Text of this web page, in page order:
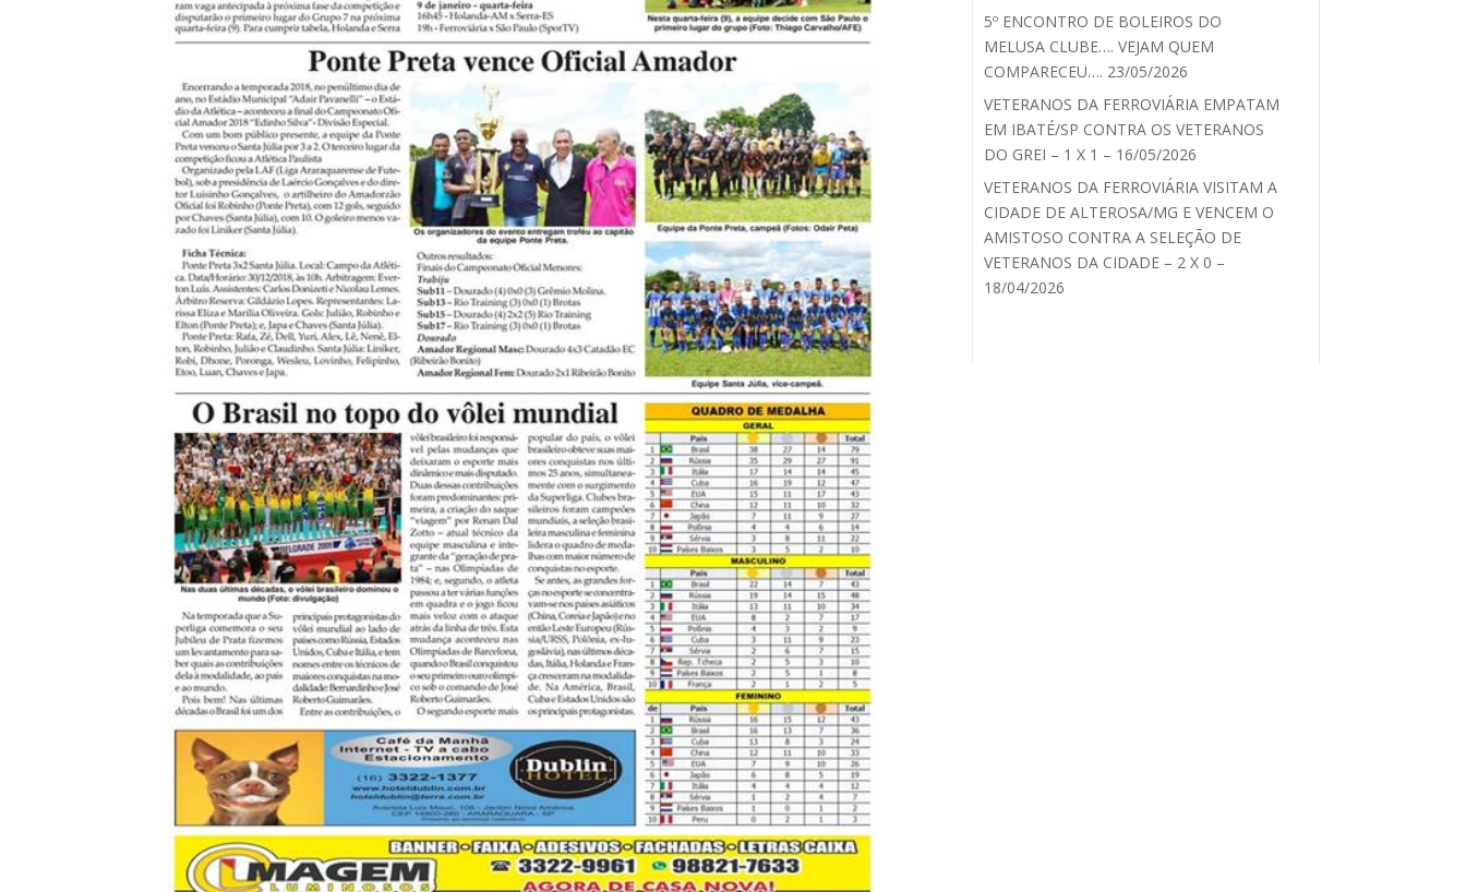
5º ENCONTRO DE BOLEIROS DO
MELUSA CLUBE…. VEJAM QUEM
COMPARECEU…. 23/05/2026
VETERANOS DA FERROVIÁRIA EMPATAM
EM IBATÉ/SP CONTRA OS VETERANOS
DO GREI – 1 X 1 – 16/05/2026
VETERANOS DA FERROVIÁRIA VISITAM A
CIDADE DE ALTEROSA/MG E VENCEM O
AMISTOSO CONTRA A SELEÇÃO DE
VETERANOS DA CIDADE – 2 X 0 –
18/04/2026